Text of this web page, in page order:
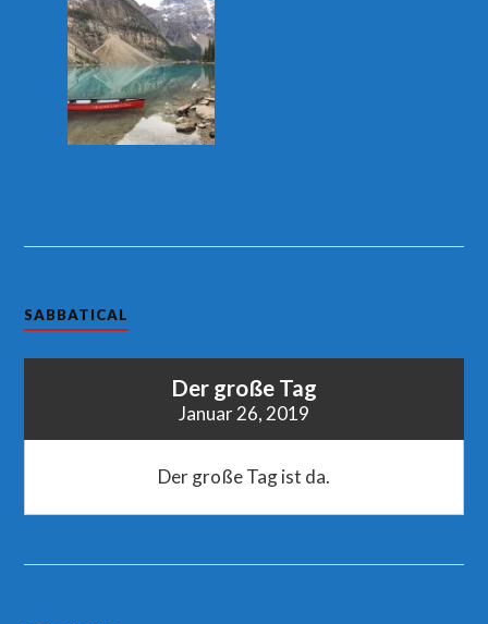
SABBATICAL
Der große Tag
Januar 26, 2019
Der große Tag ist da.